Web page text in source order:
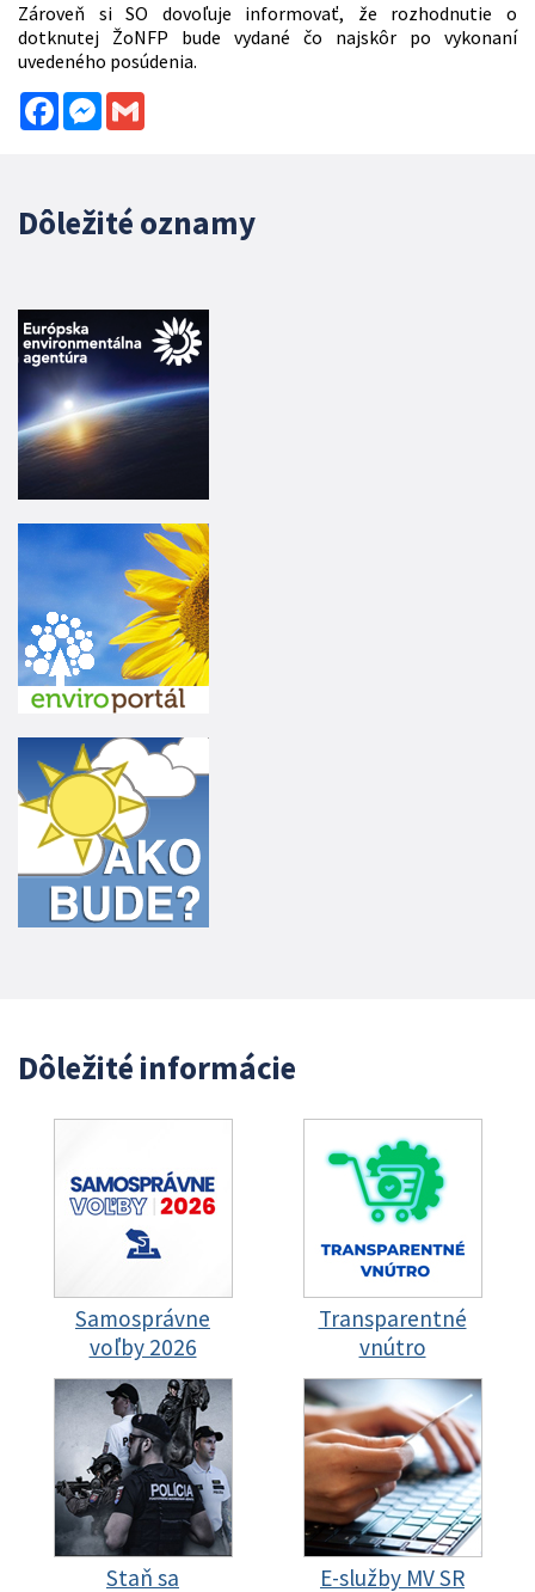
Zároveň si SO dovoľuje informovať, že rozhodnutie o
dotknutej ŽoNFP bude vydané čo najskôr po vykonaní
uvedeného posúdenia.
FacebookMessenger
Dôležité oznamy
Dôležité informácie
Samosprávne
voľby 2026
Transparentné
vnútro
Staň sa E-služby MV SR